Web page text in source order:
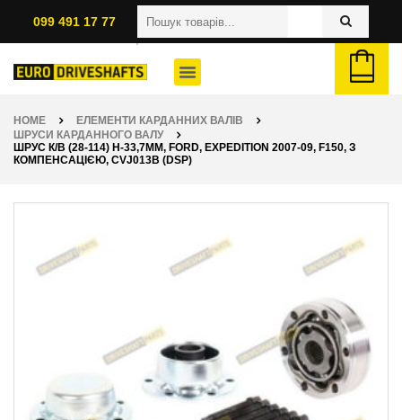
099 491 17 77
HOME
ЕЛЕМЕНТИ КАРДАННИХ ВАЛІВ
ШРУСИ КАРДАННОГО ВАЛУ
ШРУС К/В (28-114) H-33,7ММ, FORD, EXPEDITION 2007-09, F150, З
КОМПЕНСАЦІЄЮ, CVJ013B (DSP)